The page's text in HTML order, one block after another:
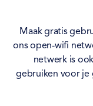
Maak gratis
ons open-wifi
netwerk is
gebruiken voor je